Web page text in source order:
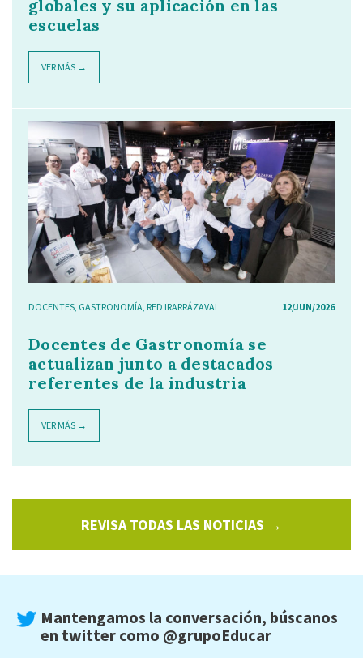
globales y su aplicación en las
escuelas
VER MÁS →
DOCENTES, GASTRONOMÍA, RED IRARRÁZAVAL 12/JUN/2026
Docentes de Gastronomía se
actualizan junto a destacados
referentes de la industria
VER MÁS →
REVISA TODAS LAS NOTICIAS →
Mantengamos la conversación, búscanos
en twitter como @grupoEducar